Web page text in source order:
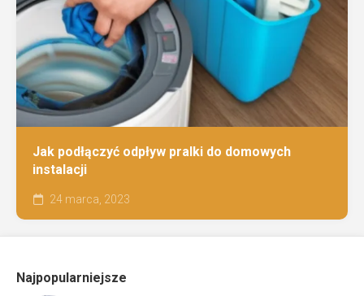
Jak podłączyć odpływ pralki do domowych
instalacji
24 marca, 2023
Najpopularniejsze